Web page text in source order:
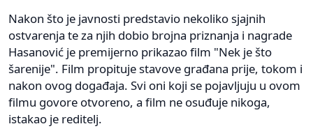
Nakon što je javnosti predstavio nekoliko sjajnih
ostvarenja te za njih dobio brojna priznanja i nagrade
Hasanović je premijerno prikazao film "Nek je što
šarenije". Film propituje stavove građana prije, tokom i
nakon ovog događaja. Svi oni koji se pojavljuju u ovom
filmu govore otvoreno, a film ne osuđuje nikoga,
istakao je reditelj.